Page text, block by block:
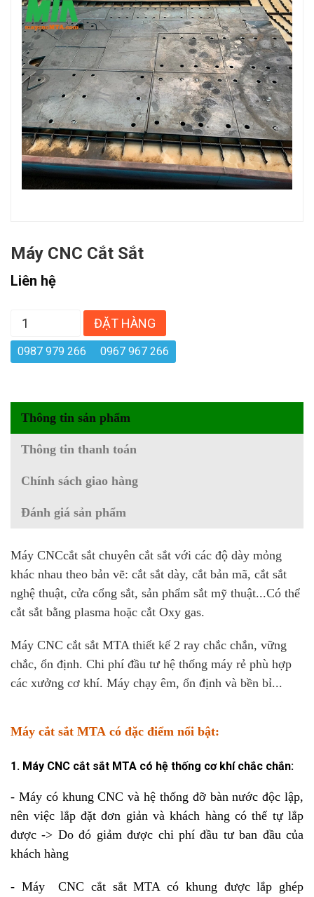
Máy CNC Cắt Sắt
Liên hệ
ĐẶT HÀNG
0987 979 266 0967 967 266
Thông tin sản phẩm
Thông tin thanh toán
Chính sách giao hàng
Đánh giá sản phẩm
Máy CNCcắt sắt chuyên cắt sắt với các độ dày mỏng
khác nhau theo bản vẽ: cắt sắt dày, cắt bản mã, cắt sắt
nghệ thuật, cửa cổng sắt, sản phẩm sắt mỹ thuật...Có thể
cắt sắt bằng plasma hoặc cắt Oxy gas.
Máy CNC cắt sắt MTA thiết kế 2 ray chắc chắn, vững
chắc, ổn định. Chi phí đầu tư hệ thống máy rẻ phù hợp
các xưởng cơ khí. Máy chạy êm, ổn định và bền bỉ...
Máy cắt sắt MTA có đặc điểm nổi bật:
1. Máy CNC cắt sắt MTA có hệ thống cơ khí chắc chắn:
- Máy có khung CNC và hệ thống đỡ bàn nước độc lập,
nên việc lắp đặt đơn giản và khách hàng có thể tự lắp
được -> Do đó giảm được chi phí đầu tư ban đầu của
khách hàng
- Máy CNC cắt sắt MTA có khung được lắp ghép